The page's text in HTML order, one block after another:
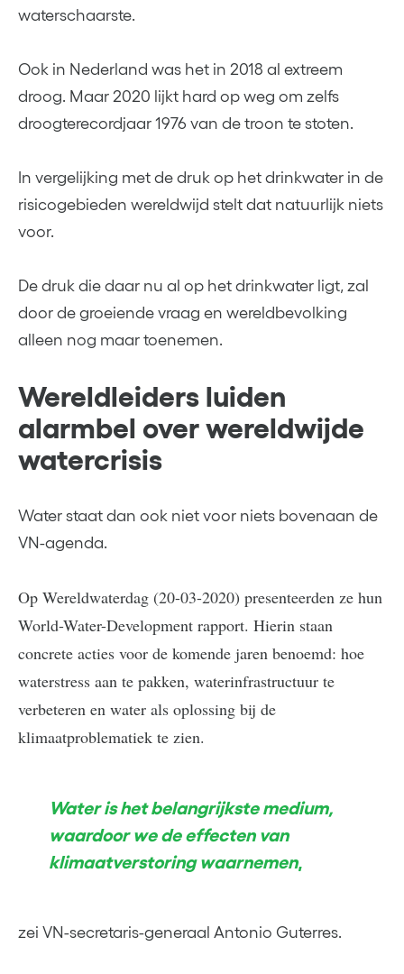
waterschaarste.
Ook in Nederland was het in 2018 al extreem
droog. Maar 2020 lijkt hard op weg om zelfs
droogterecordjaar 1976 van de troon te stoten.
In vergelijking met de druk op het drinkwater in de
risicogebieden wereldwijd stelt dat natuurlijk niets
voor.
De druk die daar nu al op het drinkwater ligt, zal
door de groeiende vraag en wereldbevolking
alleen nog maar toenemen.
Wereldleiders luiden
alarmbel over wereldwijde
watercrisis
Water staat dan ook niet voor niets bovenaan de
VN-agenda.
Op Wereldwaterdag (20-03-2020) presenteerden ze hun
World-Water-Development rapport. Hierin staan
concrete acties voor de komende jaren benoemd: hoe
waterstress aan te pakken, waterinfrastructuur te
verbeteren en water als oplossing bij de
klimaatproblematiek te zien.
Water is het belangrijkste medium,
waardoor we de effecten van
klimaatverstoring waarnemen,
zei VN-secretaris-generaal Antonio Guterres.